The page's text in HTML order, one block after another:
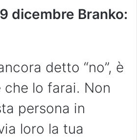
dicembre Branko:
detto “no”, è
che lo farai. Non
persona in
loro la tua